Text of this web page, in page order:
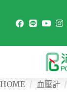
HOME / 血壓計 /